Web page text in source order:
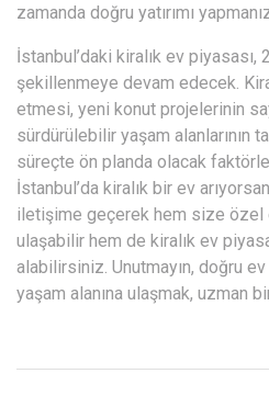
zamanda doğru yatırımı
İstanbul’daki kiralık ev piyasası,
şekillenmeye devam edecek.
etmesi, yeni konut projelerinin
sürdürülebilir yaşam alanlarının
süreçte ön planda olacak
İstanbul’da kiralık bir ev
iletişime geçerek hem size özel
ulaşabilir hem de kiralık ev
alabilirsiniz. Unutmayın, doğru
yaşam alanına ulaşmak, uzman